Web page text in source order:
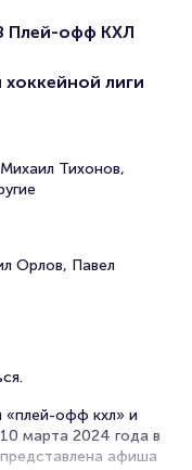
Плей-офф КХЛ
лиги
Тихонов,
Орлов, Павел
«плей-офф кхл» и
марта 2024 года в
афиша